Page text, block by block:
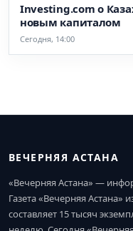
Investing.com о
новым капиталом
Сегодня, 14:00
ВЕЧЕРНЯЯ АСТАНА
«Вечерняя Астана» —
Газета «Вечерняя Астана»
составляет 15 тысяч